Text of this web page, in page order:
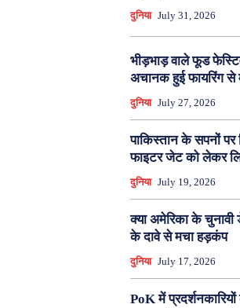
दुनिया July 31, 2026
भीड़भाड़ वाले फूड
अचानक हुई फायरिंग से
दुनिया July 27, 2026
पाकिस्तान के सपनों पर
फाइटर जेट को लेकर
दुनिया July 19, 2026
क्या अमेरिका के
के दावे से मचा हड़कंप
दुनिया July 17, 2026
PoK में